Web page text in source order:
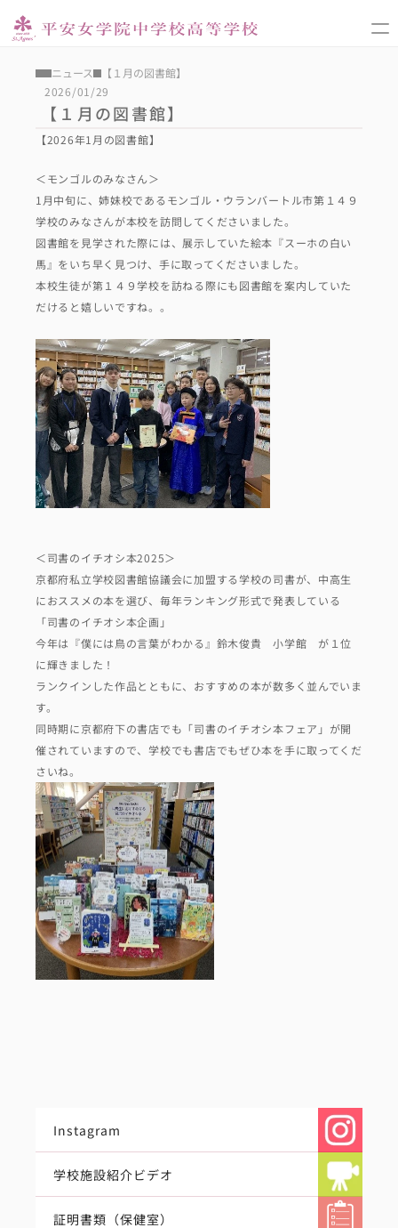
学校のプロフィール
スクールライフ
中学校
高等学校
進路
ニュース
【１月の図書館】
2026/01/29
【１月の図書館】
【2026年1月の図書館】
＜モンゴルのみなさん＞
1月中旬に、姉妹校であるモンゴル・ウランバートル市第１４９
学校のみなさんが本校を訪問してくださいました。
図書館を見学された際には、展示していた絵本『スーホの白い
馬』をいち早く見つけ、手に取ってくださいました。
本校生徒が第１４９学校を訪ねる際にも図書館を案内していた
だけると嬉しいですね。。
＜司書のイチオシ本2025＞
京都府私立学校図書館協議会に加盟する学校の司書が、中高生
におススメの本を選び、毎年ランキング形式で発表している
「司書のイチオシ本企画」
今年は『僕には鳥の言葉がわかる』鈴木俊貴　小学館　が１位
に輝きました！
ランクインした作品とともに、おすすめの本が数多く並んでいま
す。
同時期に京都府下の書店でも「司書のイチオシ本フェア」が開
催されていますので、学校でも書店でもぜひ本を手に取ってくだ
さいね。
Instagram
学校施設紹介ビデオ
証明書類（保健室）